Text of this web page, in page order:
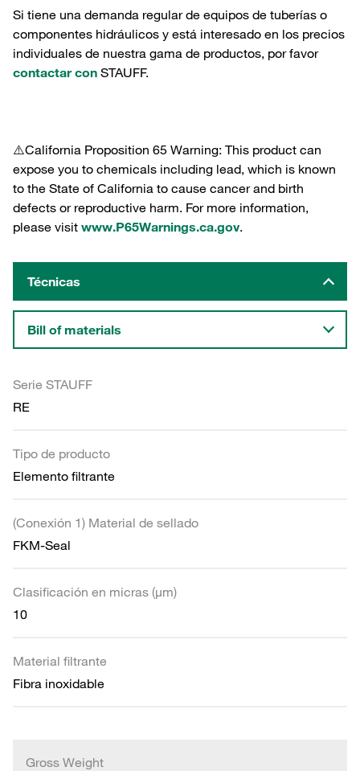
Si tiene una demanda regular de equipos de tuberías o
componentes hidráulicos y está interesado en los precios
individuales de nuestra gama de productos, por favor
contactar con STAUFF.
⚠️California Proposition 65 Warning: This product can
expose you to chemicals including lead, which is known
to the State of California to cause cancer and birth
defects or reproductive harm. For more information,
please visit www.P65Warnings.ca.gov.
Técnicas
Bill of materials
Serie STAUFF
RE
Tipo de producto
Elemento filtrante
(Conexión 1) Material de sellado
FKM-Seal
Clasificación en micras (µm)
10
Material filtrante
Fibra inoxidable
Gross Weight